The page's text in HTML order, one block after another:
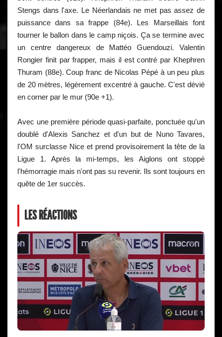
Stengs dans l'axe. Le Néerlandais ne met pas assez de
puissance dans sa frappe (84e). Les Marseillais font
tourner le ballon dans le camp niçois. Ça se termine avec
un centre dangereux de Mattéo Guendouzi. Valentin
Rongier finit par frapper, mais il est contré par Khephren
Thuram (88e). Coup franc de Nicolas Pépé à un peu plus
de 20 mètres, légèrement excentré à gauche. C'est dévié
en corner par le mur (90e +1).
Avec une première période quasi-parfaite, ponctuée qu'un
doublé d'Alexis Sanchez et d'un but de Nuno Tavares,
l'OM surclasse Nice et prend provisoirement la tête de la
Ligue 1. Après la mi-temps, les Aiglons ont stoppé
l'hémorragie mais n'ont pas su revenir. Ils sont toujours en
quête de 1er succès.
LES RÉACTIONS